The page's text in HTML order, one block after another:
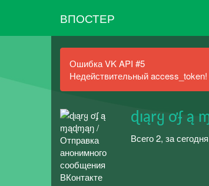
ВПОСТЕР
Ошибка VK API #5
Недействительный
ɖıąrყ ơʄ ą
Всего 2, за